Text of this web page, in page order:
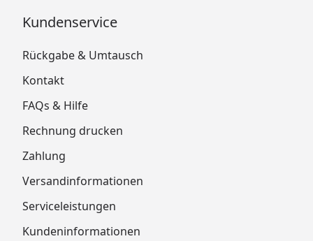
Kundenservice
Rückgabe & Umtausch
Kontakt
FAQs & Hilfe
Rechnung drucken
Zahlung
Versandinformationen
Serviceleistungen
Kundeninformationen